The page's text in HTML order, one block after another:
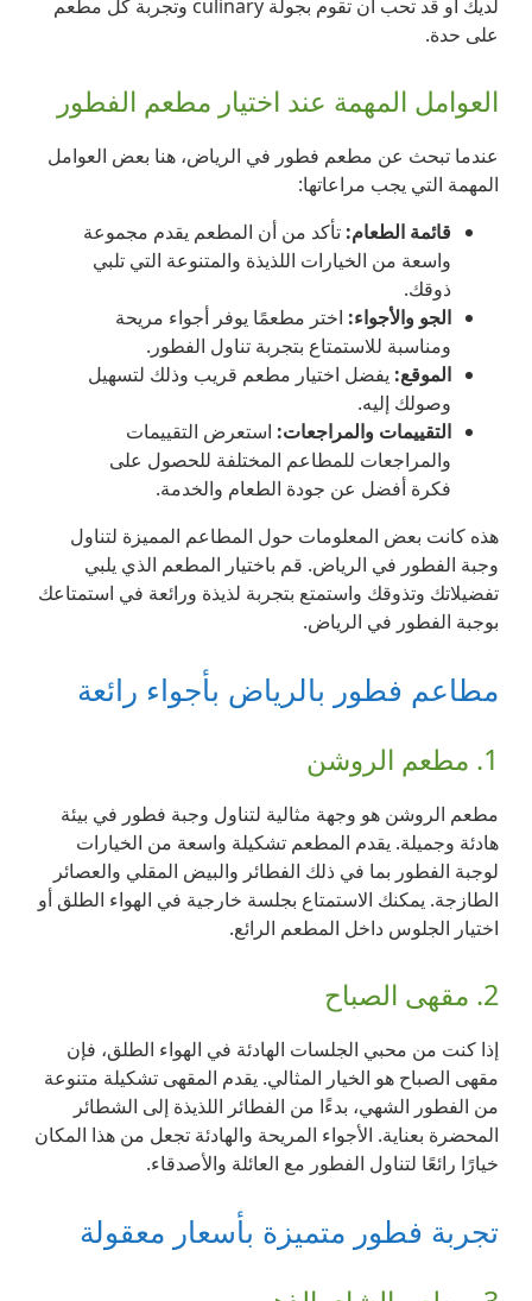
لديك أو قد تحب أن تقوم بجولة culinary وتجربة كل مطعم
على حدة.
العوامل المهمة عند اختيار مطعم الفطور
عندما تبحث عن مطعم فطور في الرياض، هنا بعض العوامل
المهمة التي يجب مراعاتها:
قائمة الطعام: تأكد من أن المطعم يقدم مجموعة
واسعة من الخيارات اللذيذة والمتنوعة التي تلبي
ذوقك.
الجو والأجواء: اختر مطعمًا يوفر أجواء مريحة
ومناسبة للاستمتاع بتجربة تناول الفطور.
الموقع: يفضل اختيار مطعم قريب وذلك لتسهيل
وصولك إليه.
التقييمات والمراجعات: استعرض التقييمات
والمراجعات للمطاعم المختلفة للحصول على
فكرة أفضل عن جودة الطعام والخدمة.
هذه كانت بعض المعلومات حول المطاعم المميزة لتناول
وجبة الفطور في الرياض. قم باختيار المطعم الذي يلبي
تفضيلاتك وتذوقك واستمتع بتجربة لذيذة ورائعة في استمتاعك
بوجبة الفطور في الرياض.
مطاعم فطور بالرياض بأجواء رائعة
1. مطعم الروشن
مطعم الروشن هو وجهة مثالية لتناول وجبة فطور في بيئة
هادئة وجميلة. يقدم المطعم تشكيلة واسعة من الخيارات
لوجبة الفطور بما في ذلك الفطائر والبيض المقلي والعصائر
الطازجة. يمكنك الاستمتاع بجلسة خارجية في الهواء الطلق أو
اختيار الجلوس داخل المطعم الرائع.
2. مقهى الصباح
إذا كنت من محبي الجلسات الهادئة في الهواء الطلق، فإن
مقهى الصباح هو الخيار المثالي. يقدم المقهى تشكيلة متنوعة
من الفطور الشهي، بدءًا من الفطائر اللذيذة إلى الشطائر
المحضرة بعناية. الأجواء المريحة والهادئة تجعل من هذا المكان
خيارًا رائعًا لتناول الفطور مع العائلة والأصدقاء.
تجربة فطور متميزة بأسعار معقولة